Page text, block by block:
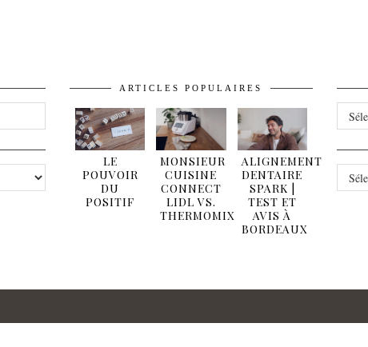
ARTICLES POPULAIRES
LE
POUVOIR
DU
POSITIF
MONSIEUR
CUISINE
CONNECT
LIDL VS.
THERMOMIX
ALIGNEMENT
DENTAIRE
SPARK |
TEST ET
AVIS À
BORDEAUX